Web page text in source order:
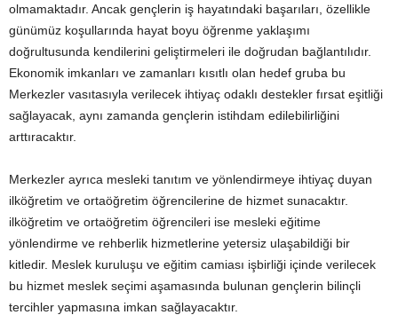
olmamaktadır. Ancak gençlerin iş hayatındaki başarıları, özellikle
günümüz koşullarında hayat boyu öğrenme yaklaşımı
doğrultusunda kendilerini geliştirmeleri ile doğrudan bağlantılıdır.
Ekonomik imkanları ve zamanları kısıtlı olan hedef gruba bu
Merkezler vasıtasıyla verilecek ihtiyaç odaklı destekler fırsat eşitliği
sağlayacak, aynı zamanda gençlerin istihdam edilebilirliğini
arttıracaktır.
Merkezler ayrıca mesleki tanıtım ve yönlendirmeye ihtiyaç duyan
ilköğretim ve ortaöğretim öğrencilerine de hizmet sunacaktır.
ilköğretim ve ortaöğretim öğrencileri ise mesleki eğitime
yönlendirme ve rehberlik hizmetlerine yetersiz ulaşabildiği bir
kitledir. Meslek kuruluşu ve eğitim camiası işbirliği içinde verilecek
bu hizmet meslek seçimi aşamasında bulunan gençlerin bilinçli
tercihler yapmasına imkan sağlayacaktır.